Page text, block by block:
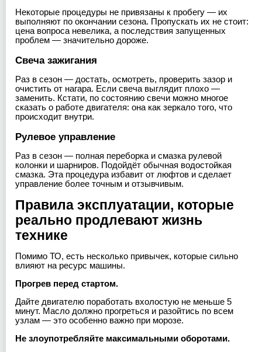
Некоторые процедуры не привязаны к пробегу — их
выполняют по окончании сезона. Пропускать их не стоит:
цена вопроса невелика, а последствия запущенных
проблем — значительно дороже.
Свеча зажигания
Раз в сезон — достать, осмотреть, проверить зазор и
очистить от нагара. Если свеча выглядит плохо —
заменить. Кстати, по состоянию свечи можно многое
сказать о работе двигателя: она как зеркало того, что
происходит внутри.
Рулевое управление
Раз в сезон — полная переборка и смазка рулевой
колонки и шарниров. Подойдёт обычная водостойкая
смазка. Эта процедура избавит от люфтов и сделает
управление более точным и отзывчивым.
Правила эксплуатации, которые
реально продлевают жизнь
технике
Помимо ТО, есть несколько привычек, которые сильно
влияют на ресурс машины.
Прогрев перед стартом.
Дайте двигателю поработать вхолостую не меньше 5
минут. Масло должно прогреться и разойтись по всем
узлам — это особенно важно при морозе.
Не злоупотребляйте максимальными оборотами.